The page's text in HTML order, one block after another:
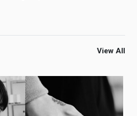
View All